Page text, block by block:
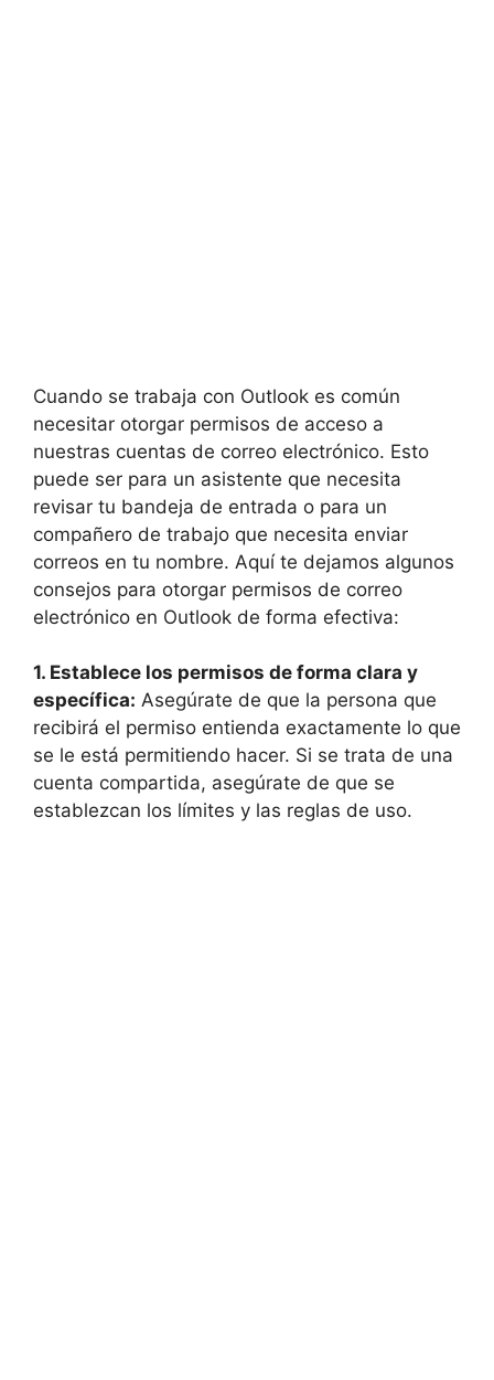
Cuando se trabaja con Outlook es común
necesitar otorgar permisos de acceso a
nuestras cuentas de correo electrónico. Esto
puede ser para un asistente que necesita
revisar tu bandeja de entrada o para un
compañero de trabajo que necesita enviar
correos en tu nombre. Aquí te dejamos algunos
consejos para otorgar permisos de correo
electrónico en Outlook de forma efectiva:
1. Establece los permisos de forma clara y
específica: Asegúrate de que la persona que
recibirá el permiso entienda exactamente lo que
se le está permitiendo hacer. Si se trata de una
cuenta compartida, asegúrate de que se
establezcan los límites y las reglas de uso.